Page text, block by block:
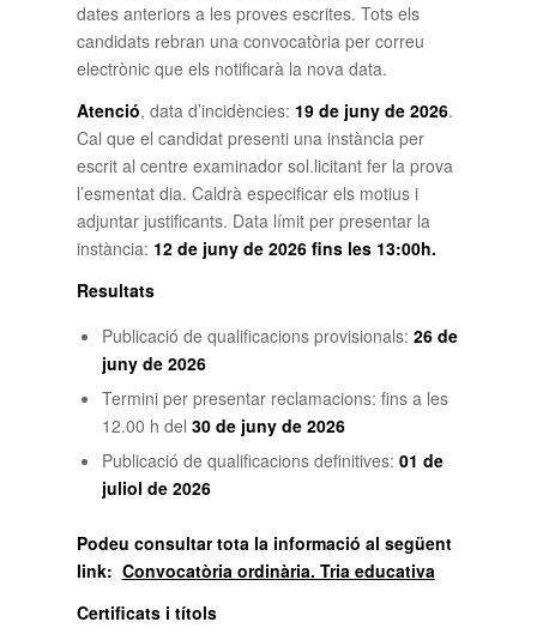
dates anteriors a les proves escrites. Tots els
candidats rebran una convocatòria per correu
electrònic que els notificarà la nova data.
Atenció, data d’incidències: 19 de juny de 2026.
Cal que el candidat presenti una instància per
escrit al centre examinador sol.licitant fer la prova
l’esmentat dia. Caldrà especificar els motius i
adjuntar justificants. Data límit per presentar la
instància: 12 de juny de 2026 fins les 13:00h.
Resultats
Publicació de qualificacions provisionals: 26 de
juny de 2026
Termini per presentar reclamacions: fins a les
12.00 h del 30 de juny de 2026
Publicació de qualificacions definitives: 01 de
juliol de 2026
Podeu consultar tota la informació al següent
link: Convocatòria ordinària. Tria educativa
Certificats i títols